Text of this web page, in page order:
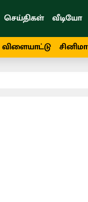
செய்திகள் வீடியோ
விளையாட்டு சினிமா